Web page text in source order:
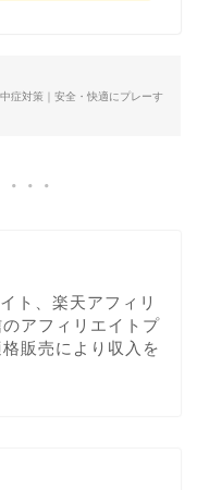
症対策｜安全・快適にプレーす
ト、楽天アフィリ
アフィリエイトプ
販売により収入を